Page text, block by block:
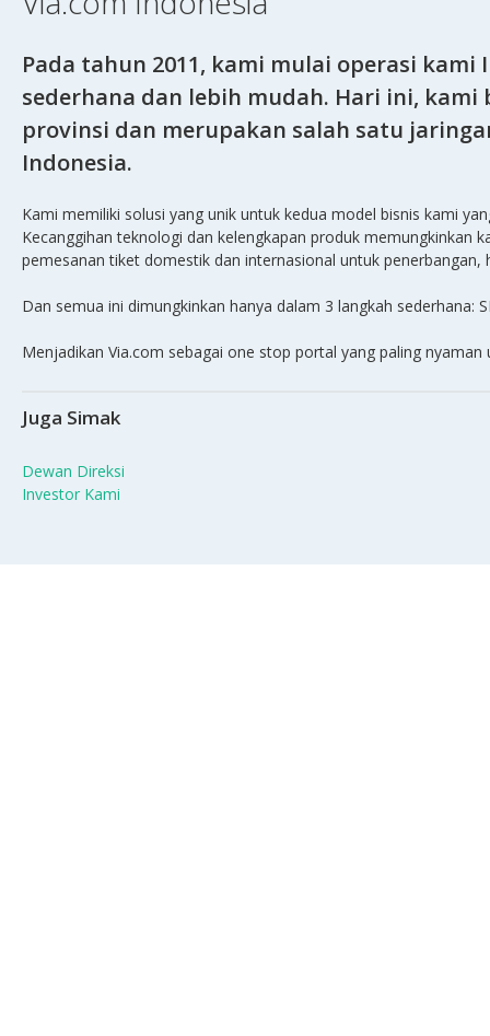
Pada tahun 2011, kami mulai operasi
sederhana dan lebih mudah. Hari ini,
provinsi dan merupakan salah satu
Indonesia.
Kami memiliki solusi yang unik untuk kedua model bisnis kami
Kecanggihan teknologi dan kelengkapan produk memungkinkan
pemesanan tiket domestik dan internasional untuk
Dan semua ini dimungkinkan hanya dalam 3 langkah sederhana:
Menjadikan Via.com sebagai one stop portal yang paling
Juga Simak
Dewan Direksi
Investor Kami